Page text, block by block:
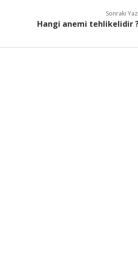
Sonraki
Hangi anemi tehlikelidir